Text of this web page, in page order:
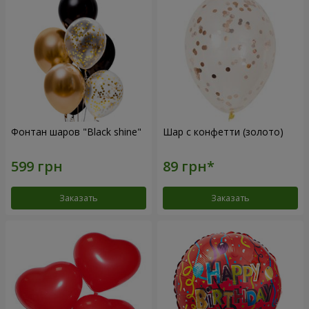
Фонтан шаров "Black shine"
Заказать
Шар с конфетти (золото)
Заказать